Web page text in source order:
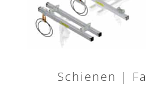
Schienen |